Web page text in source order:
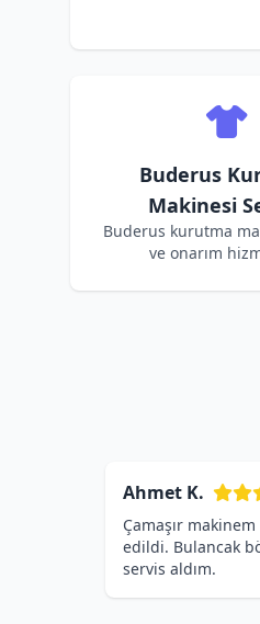
Buderus
Makinesi
Buderus kurutma
ve onarım
Ahmet K.
Çamaşır
edildi. Bulancak
servis aldım.